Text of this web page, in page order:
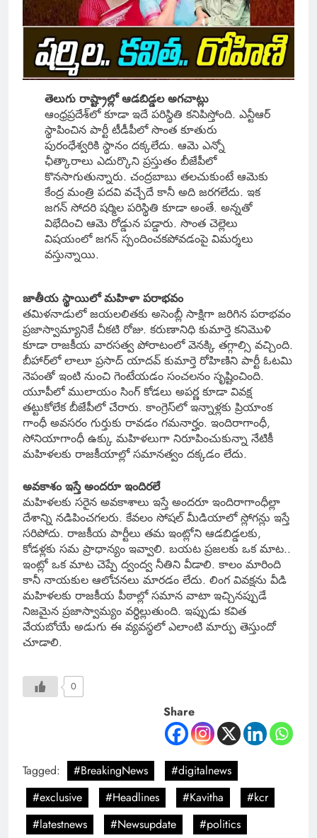
తెలుగు రాష్ట్రాల్లో ఆడబిడ్డల అగచాట్లు
ఆంధ్రప్రదేశ్‌లో కూడా ఇదే పరిస్థితి కనిపిస్తోంది. ఎన్టీఆర్
స్థాపించిన పార్టీ టీడీపీలో సొంత కూతురు
పురంధేశ్వరికి స్థానం దక్కలేదు. ఆమె ఎన్నో
ఛీత్కారాలు ఎదుర్కొని ప్రస్తుతం బీజేపీలో
కొనసాగుతున్నారు. చంద్రబాబు తలచుకుంటే ఆమెకు
కేంద్ర మంత్రి పదవి వచ్చేదే కానీ అది జరగలేదు. ఇక
జగన్ సోదరి షర్మిల పరిస్థితి కూడా అంతే. అన్నతో
విభేదించి ఆమె రోడ్డున పడ్డారు. సొంత చెల్లెలు
విషయంలో జగన్ స్పందించకపోవడంపై విమర్శలు
వస్తున్నాయి.
జాతీయ స్థాయిలో మహిళా పరాభవం
తమిళనాడులో జయలలితకు అసెంబ్లీ సాక్షిగా జరిగిన పరాభవం
ప్రజాస్వామ్యానికే చీకటి రోజు. కరుణానిధి కుమార్తె కనిమొళి
కూడా రాజకీయ వారసత్వ పోరాటంలో వెనక్కి తగ్గాల్సి వచ్చింది.
బీహార్‌లో లాలూ ప్రసాద్ యాదవ్ కుమార్తె రోహిణిని పార్టీ ఓటమి
నెపంతో ఇంటి నుంచి గెంటేయడం సంచలనం సృష్టించింది.
యూపీలో ములాయం సింగ్ కోడలు అపర్ణ కూడా వివక్ష
తట్టుకోలేక బీజేపీలో చేరారు. కాంగ్రెస్‌లో ఇన్నాళ్లకు ప్రియాంక
గాంధీ అవసరం గుర్తుకు రావడం గమనార్హం. ఇందిరాగాంధీ,
సోనియాగాంధీ ఉక్కు మహిళలుగా నిరూపించుకున్నా నేటికీ
మహిళలకు రాజకీయాల్లో సమానత్వం దక్కడం లేదు.
అవకాశం ఇస్తే అందరూ ఇందిరలే
మహిళలకు సరైన అవకాశాలు ఇస్తే అందరూ ఇందిరాగాంధీల్లా
దేశాన్ని నడిపించగలరు. కేవలం సోషల్ మీడియాలో స్లోగన్లు ఇస్తే
సరిపోదు. రాజకీయ పార్టీలు తమ ఇంట్లోని ఆడబిడ్డలకు,
కోడళ్లకు సమ ప్రాధాన్యం ఇవ్వాలి. బయట ప్రజలకు ఒక మాట..
ఇంట్లో ఒక మాట చెప్పే ద్వంద్వ నీతిని వీడాలి. కాలం మారింది
కానీ నాయకుల ఆలోచనలు మారడం లేదు. లింగ వివక్షను వీడి
మహిళలకు రాజకీయ పీఠాల్లో సమాన వాటా ఇచ్చినప్పుడే
నిజమైన ప్రజాస్వామ్యం వర్ధిల్లుతుంది. ఇప్పుడు కవిత
వేయబోయే అడుగు ఈ వ్యవస్థలో ఎలాంటి మార్పు తెస్తుందో
చూడాలి.
0
Share
Tagged: #BreakingNews
#digitalnews
#exclusive
#Headlines #Kavitha
#kcr
#latestnews
#Newsupdate #politics